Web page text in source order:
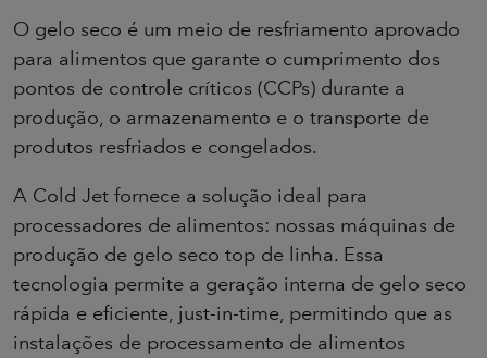
O gelo seco é um meio de resfriamento aprovado
para alimentos que garante o cumprimento dos
pontos de controle críticos (CCPs) durante a
produção, o armazenamento e o transporte de
produtos resfriados e congelados.
A Cold Jet fornece a solução ideal para
processadores de alimentos: nossas máquinas de
produção de gelo seco top de linha. Essa
tecnologia permite a geração interna de gelo seco
rápida e eficiente, just-in-time, permitindo que as
instalações de processamento de alimentos